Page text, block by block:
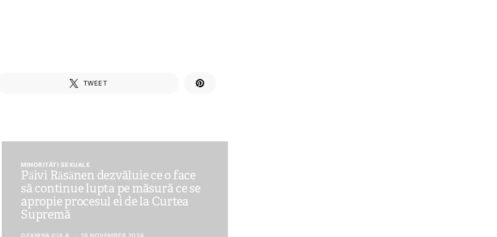
TWEET
MINORITĂTI SEXUALE
Päivi Räsänen dezvăluie ce o face
să continue lupta pe măsură ce se
apropie procesul ei de la Curtea
Supremă
GEANINA GULA 18 NOVEMBER 2024